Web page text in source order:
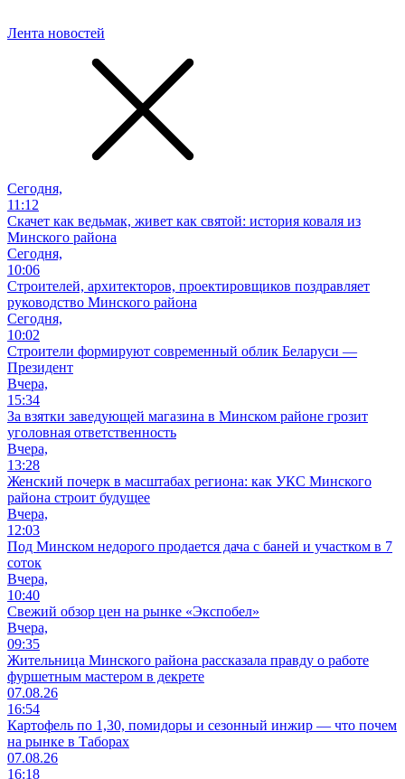
Лента новостей
Сегодня,
11:12
Скачет как ведьмак, живет как святой: история коваля из
Минского района
Сегодня,
10:06
Cтроителей, архитекторов, проектировщиков поздравляет
руководство Минского района
Сегодня,
10:02
Строители формируют современный облик Беларуси —
Президент
Вчера,
15:34
За взятки заведующей магазина в Минском районе грозит
уголовная ответственность
Вчера,
13:28
Женский почерк в масштабах региона: как УКС Минского
района строит будущее
Вчера,
12:03
Под Минском недорого продается дача с баней и участком в 7
соток
Вчера,
10:40
Свежий обзор цен на рынке «Экспобел»
Вчера,
09:35
Жительница Минского района рассказала правду о работе
фуршетным мастером в декрете
07.08.26
16:54
Картофель по 1,30, помидоры и сезонный инжир — что почем
на рынке в Таборах
07.08.26
16:18